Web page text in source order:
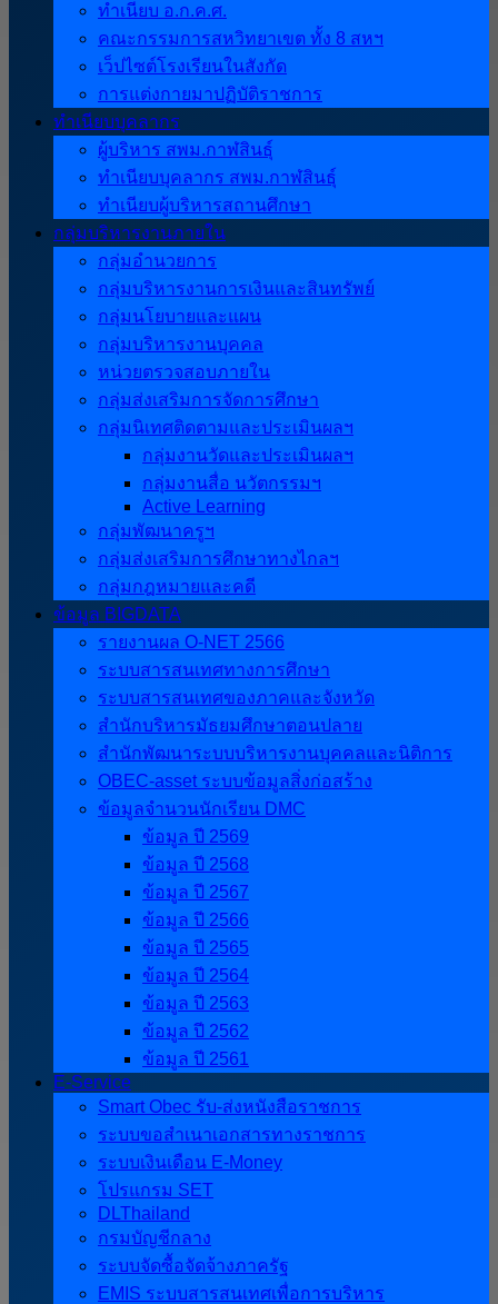
ทำเนียบ อ.ก.ค.ศ.
คณะกรรมการสหวิทยาเขต ทั้ง 8 สหฯ
เว็ปไซต์โรงเรียนในสังกัด
การแต่งกายมาปฏิบัติราชการ
ทำเนียบบุคลากร
ผู้บริหาร สพม.กาฬสินธุ์
ทำเนียบบุคลากร สพม.กาฬสินธุ์
ทำเนียบผู้บริหารสถานศึกษา
กลุ่มบริหารงานภายใน
กลุ่มอำนวยการ
กลุ่มบริหารงานการเงินและสินทรัพย์
กลุ่มนโยบายและแผน
กลุ่มบริหารงานบุคคล
หน่วยตรวจสอบภายใน
กลุ่มส่งเสริมการจัดการศึกษา
กลุ่มนิเทศติดตามและประเมินผลฯ
กลุ่มงานวัดและประเมินผลฯ
กลุ่มงานสื่อ นวัตกรรมฯ
Active Learning
กลุ่มพัฒนาครูฯ
กลุ่มส่งเสริมการศึกษาทางไกลฯ
กลุ่มกฎหมายและคดี
ข้อมูล BIGDATA
รายงานผล O-NET 2566
ระบบสารสนเทศทางการศึกษา
ระบบสารสนเทศของภาคและจังหวัด
สำนักบริหารมัธยมศึกษาตอนปลาย
สำนักพัฒนาระบบบริหารงานบุคคลและนิติการ
OBEC-asset ระบบข้อมูลสิ่งก่อสร้าง
ข้อมูลจำนวนนักเรียน DMC
ข้อมูล ปี 2569
ข้อมูล ปี 2568
ข้อมูล ปี 2567
ข้อมูล ปี 2566
ข้อมูล ปี 2565
ข้อมูล ปี 2564
ข้อมูล ปี 2563
ข้อมูล ปี 2562
ข้อมูล ปี 2561
E-Service
Smart Obec รับ-ส่งหนังสือราชการ
ระบบขอสำเนาเอกสารทางราชการ
ระบบเงินเดือน E-Money
โปรแกรม SET
DLThailand
กรมบัญชีกลาง
ระบบจัดซื้อจัดจ้างภาครัฐ
EMIS ระบบสารสนเทศเพื่อการบริหาร